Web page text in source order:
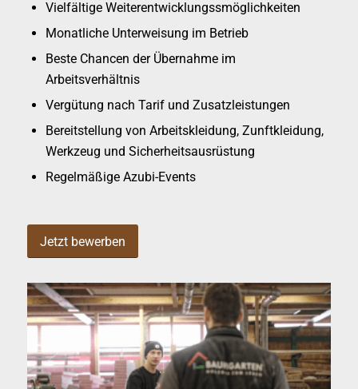
Vielfältige Weiterentwicklungssmöglichkeiten
Monatliche Unterweisung im Betrieb
Beste Chancen der Übernahme im
Arbeitsverhältnis
Vergütung nach Tarif und Zusatzleistungen
Bereitstellung von Arbeitskleidung, Zunftkleidung,
Werkzeug und Sicherheitsausrüstung
Regelmäßige Azubi-Events
Jetzt bewerben